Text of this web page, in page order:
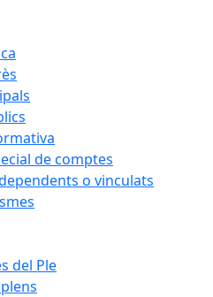
de comptes
o vinculats
del Ple